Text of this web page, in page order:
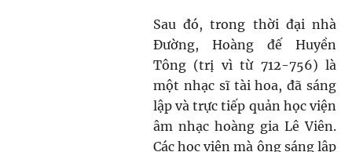
Sau đó, trong thời đại nhà
Đường, Hoàng đế Huyền
Tông (trị vì từ 712-756) là
một nhạc sĩ tài hoa, đã sáng
lập và trực tiếp quản học viện
âm nhạc hoàng gia Lê Viên.
Các học viện mà ông sáng lập